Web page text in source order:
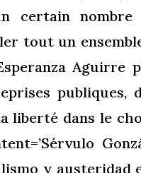
certain
tout un
Aguirre
publiques,
liberté dans le
y austeridad